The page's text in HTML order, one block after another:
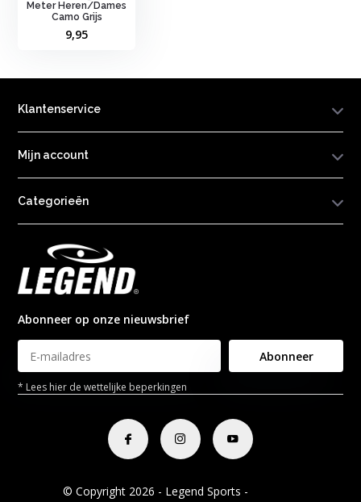
Meter Heren/Dames
Camo Grijs
9,95
Klantenservice
Mijn account
Categorieën
Abonneer op onze nieuwsbrief
Abonneer
* Lees hier de wettelijke beperkingen
© Copyright 2026 - Legend Sports -